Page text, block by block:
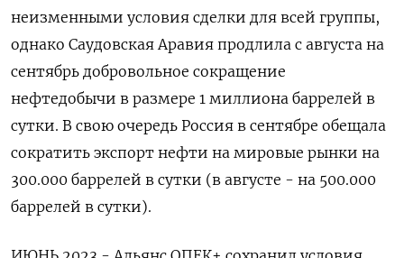
неизменными условия сделки для всей группы,
однако Саудовская Аравия продлила с августа на
сентябрь добровольное сокращение
нефтедобычи в размере 1 миллиона баррелей в
сутки. В свою очередь Россия в сентябре обещала
сократить экспорт нефти на мировые рынки на
300.000 баррелей ‌в сутки (в августе - на 500.000
баррелей в сутки).